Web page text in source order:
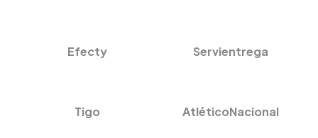
Efecty Servientrega
Tigo AtléticoNacional